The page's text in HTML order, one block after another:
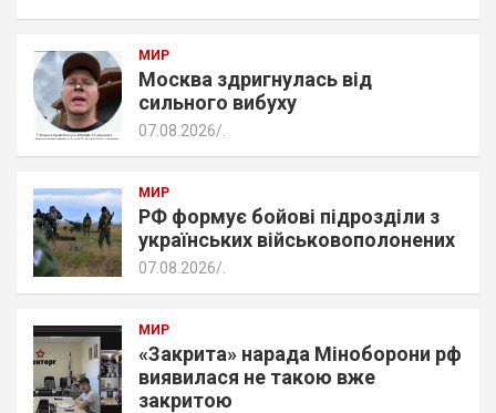
МИР
Москва здригнулась від
сильного вибуху
07.08.2026
МИР
РФ формує бойові підрозділи з
українських військовополонених
07.08.2026
МИР
«Закрита» нарада Міноборони рф
виявилася не такою вже
закритою